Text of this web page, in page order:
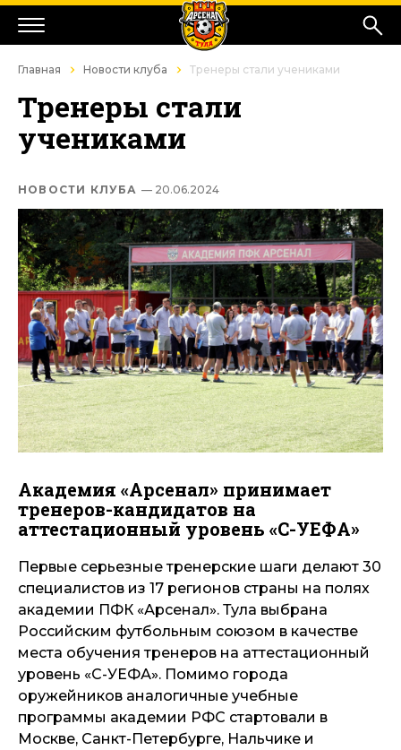
Главная Новости клуба Тренеры стали учениками
Тренеры стали
учениками
НОВОСТИ КЛУБА — 20.06.2024
Академия «Арсенал» принимает
тренеров-кандидатов на
аттестационный уровень «С-УЕФА»
Первые серьезные тренерские шаги делают 30
специалистов из 17 регионов страны на полях
академии ПФК «Арсенал». Тула выбрана
Российским футбольным союзом в качестве
места обучения тренеров на аттестационный
уровень «С-УЕФА». Помимо города
оружейников аналогичные учебные
программы академии РФС стартовали в
Москве, Санкт-Петербурге, Нальчике и